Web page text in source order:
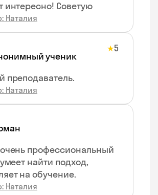
интересно! Советую
Наталия
ученик
★5
преподаватель.
Наталия
профессиональный
найти подход,
на обучение.
Наталия